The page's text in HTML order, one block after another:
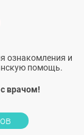
ознакомления и
помощь.
врачом!